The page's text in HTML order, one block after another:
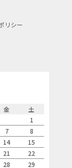
リシー
金
土
1
7
8
14
15
21
22
28 29